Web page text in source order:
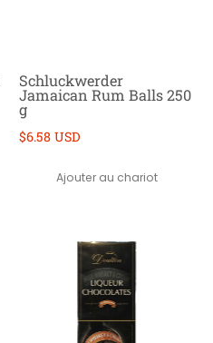
Schluckwerder
Jamaican Rum Balls 250
g
$6.58 USD
Ajouter au chariot